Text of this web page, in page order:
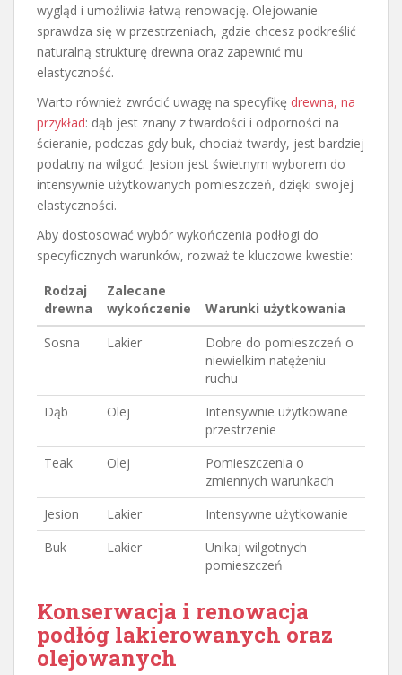
wygląd i umożliwia łatwą renowację. Olejowanie
sprawdza się w przestrzeniach, gdzie chcesz podkreślić
naturalną strukturę drewna oraz zapewnić mu
elastyczność.
Warto również zwrócić uwagę na specyfikę drewna, na
przykład: dąb jest znany z twardości i odporności na
ścieranie, podczas gdy buk, chociaż twardy, jest bardziej
podatny na wilgoć. Jesion jest świetnym wyborem do
intensywnie użytkowanych pomieszczeń, dzięki swojej
elastyczności.
Aby dostosować wybór wykończenia podłogi do
specyficznych warunków, rozważ te kluczowe kwestie:
Rodzaj
drewna
Zalecane
wykończenie
Warunki użytkowania
Sosna
Lakier
Dobre do pomieszczeń o
niewielkim natężeniu
ruchu
Dąb
Olej
Intensywnie użytkowane
przestrzenie
Teak
Olej
Pomieszczenia o
zmiennych warunkach
Jesion
Lakier
Intensywne użytkowanie
Buk
Lakier
Unikaj wilgotnych
pomieszczeń
Konserwacja i renowacja
podłóg lakierowanych oraz
olejowanych